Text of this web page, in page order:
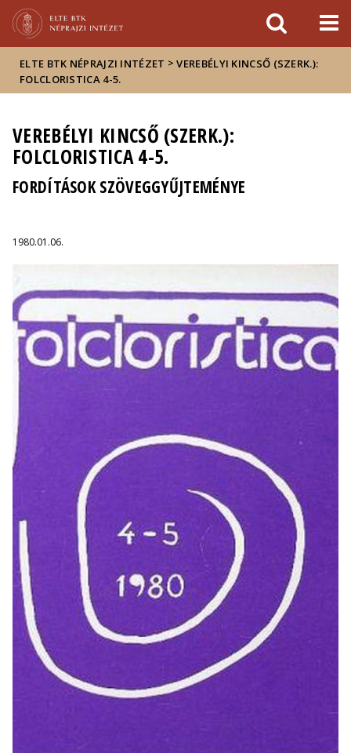
sajtóban
ELTE BTK NÉPRAJZI INTÉZET >VEREBÉLYI KINCSŐ (SZERK.):
FOLCLORISTICA 4-5.
VEREBÉLYI KINCSŐ (SZERK.):
FOLCLORISTICA 4-5.
FORDÍTÁSOK SZÖVEGGYŰJTEMÉNYE
1980.01.06.